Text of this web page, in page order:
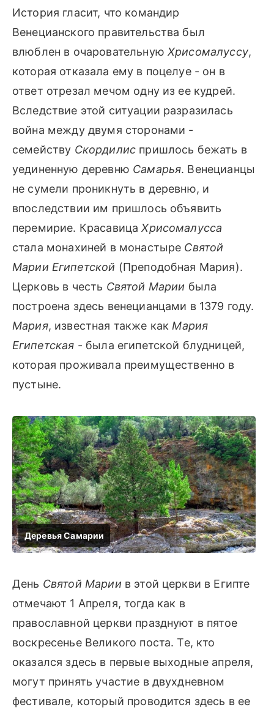
История гласит, что командир
Венецианского правительства был
влюблен в очаровательнуюХрисомалуссу,
которая отказала ему в поцелуе - он в
ответ отрезал мечом одну из ее кудрей.
Вследствие этой ситуации разразилась
война между двумя сторонами -
семейству Скордилис пришлось бежать в
уединенную деревню Самарья. Венецианцы
не сумели проникнуть в деревню, и
впоследствии им пришлось объявить
перемирие. КрасавицаХрисомалусса
стала монахиней в монастыре Святой
Марии Египетской (Преподобная Мария).
Церковь в честь Святой Марии была
построена здесь венецианцами в 1379 году.
Мария, известная также как Мария
Египетская - была египетской блудницей,
которая проживала преимущественно в
пустыне.
День Святой Марии в этой церкви в Египте
отмечают 1 Апреля, тогда как в
православной церкви празднуют в пятое
воскресенье Великого поста. Те, кто
оказался здесь в первые выходные апреля,
могут принять участие в двухдневном
фестивале, который проводится здесь в ее